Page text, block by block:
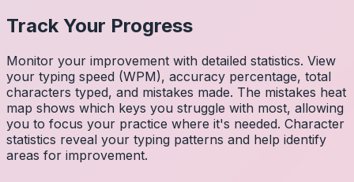
Track Your Progress
Monitor your improvement with detailed statistics. View
your typing speed (WPM), accuracy percentage, total
characters typed, and mistakes made. The mistakes heat
map shows which keys you struggle with most, allowing
you to focus your practice where it's needed. Character
statistics reveal your typing patterns and help identify
areas for improvement.